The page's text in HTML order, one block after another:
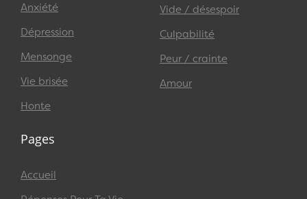
Anxiété
Dépression
Mensonge
Vie brisée
Honte
Vide / désespoir
Culpabilité
Peur / crainte
Amour
Pages
Accueil